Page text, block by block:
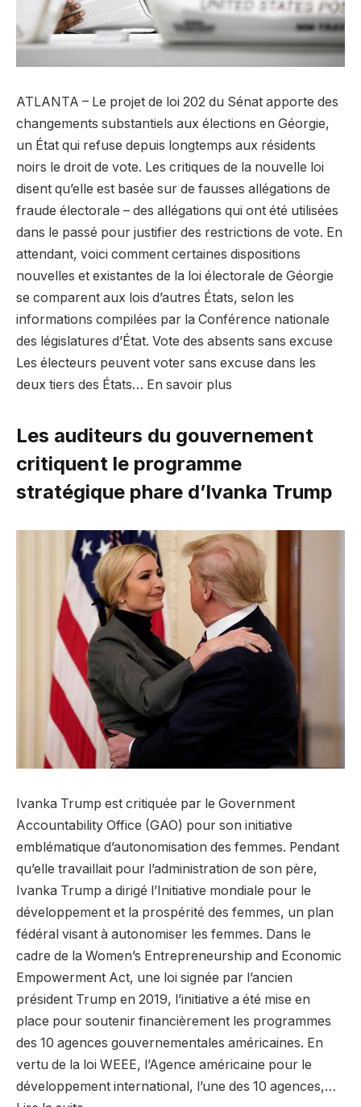
ATLANTA – Le projet de loi 202 du Sénat apporte des
changements substantiels aux élections en Géorgie,
un État qui refuse depuis longtemps aux résidents
noirs le droit de vote. Les critiques de la nouvelle loi
disent qu’elle est basée sur de fausses allégations de
fraude électorale – des allégations qui ont été utilisées
dans le passé pour justifier des restrictions de vote. En
attendant, voici comment certaines dispositions
nouvelles et existantes de la loi électorale de Géorgie
se comparent aux lois d’autres États, selon les
informations compilées par la Conférence nationale
des législatures d’État. Vote des absents sans excuse
Les électeurs peuvent voter sans excuse dans les
deux tiers des États… En savoir plus
Les auditeurs du gouvernement
critiquent le programme
stratégique phare d’Ivanka Trump
Ivanka Trump est critiquée par le Government
Accountability Office (GAO) pour son initiative
emblématique d’autonomisation des femmes. Pendant
qu’elle travaillait pour l’administration de son père,
Ivanka Trump a dirigé l’Initiative mondiale pour le
développement et la prospérité des femmes, un plan
fédéral visant à autonomiser les femmes. Dans le
cadre de la Women’s Entrepreneurship and Economic
Empowerment Act, une loi signée par l’ancien
président Trump en 2019, l’initiative a été mise en
place pour soutenir financièrement les programmes
des 10 agences gouvernementales américaines. En
vertu de la loi WEEE, l’Agence américaine pour le
développement international, l’une des 10 agences,…